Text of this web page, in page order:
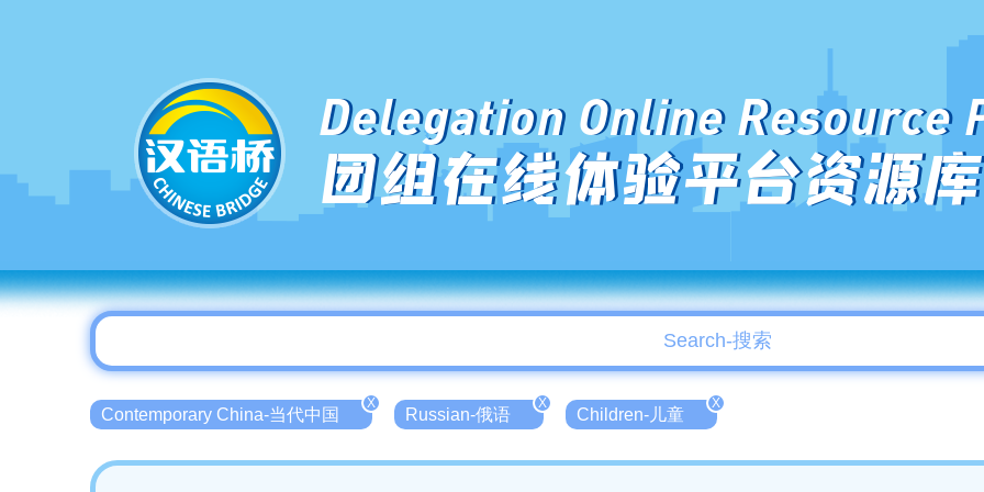
Delegation Online Resource
团组在线体验平台资源库
Contemporary China-当代中国
X
Russian-俄语
X
Children-儿童
X